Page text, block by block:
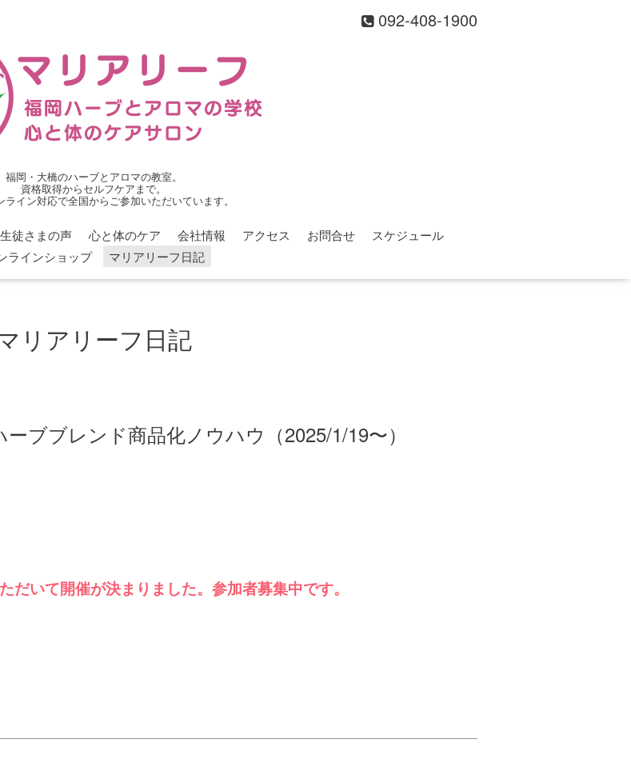
092-408-1900
福岡・大橋のハーブとアロマの教室。
資格取得からセルフケアまで。
ライン対応で全国からご参加いただいています。
生徒さまの声 心と体のケア 会社情報 アクセス お問合せ
スケジュール
ラインショップ
マリアリーフ日記
リアリーフ日記
ブブレンド商品化ノウハウ（2025/1/19〜）
だいて開催が決まりました。参加者募集中です。